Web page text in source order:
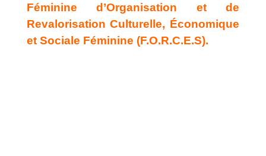
Féminine d’Organisation et de
Revalorisation Culturelle, Économique
et Sociale Féminine (F.O.R.C.E.S).